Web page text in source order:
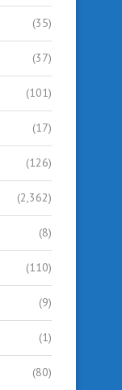
(35)
(37)
(101)
(17)
(126)
(2,362)
(8)
(110)
(9)
(1)
(80)